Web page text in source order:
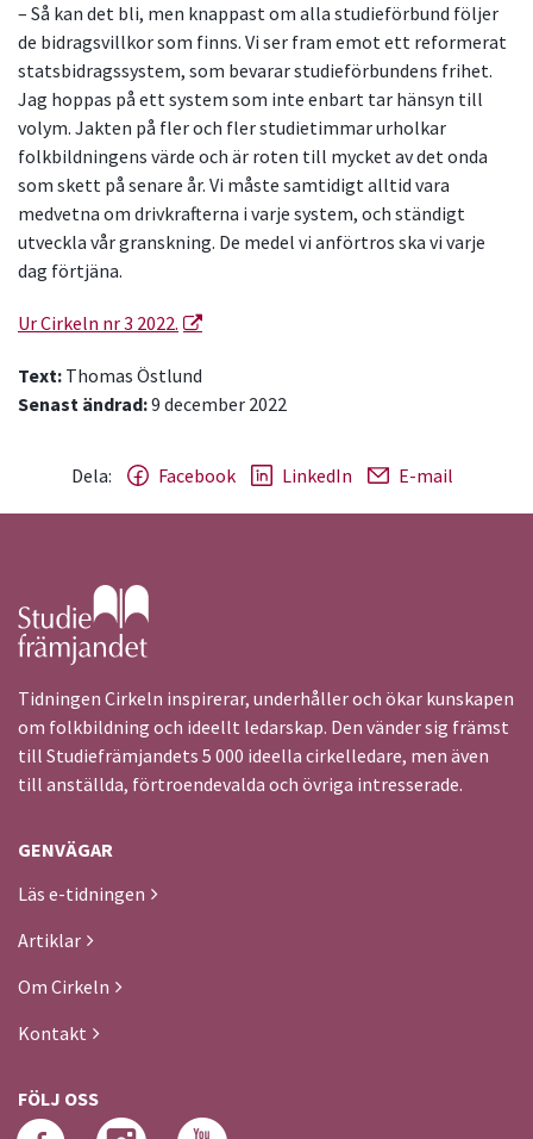
– Så kan det bli, men knappast om alla studieförbund följer
de bidragsvillkor som finns. Vi ser fram emot ett reformerat
statsbidragssystem, som bevarar studieförbundens frihet.
Jag hoppas på ett system som inte enbart tar hänsyn till
volym. Jakten på fler och fler studietimmar urholkar
folkbildningens värde och är roten till mycket av det onda
som skett på senare år. Vi måste samtidigt alltid vara
medvetna om drivkrafterna i varje system, och ständigt
utveckla vår granskning. De medel vi anförtros ska vi varje
dag förtjäna.
Ur Cirkeln nr 3 2022.
Text: Thomas Östlund
Senast ändrad:9 december 2022
Dela: Facebook LinkedIn E-mail
Gå till studiefrämjandets startsida
Tidningen Cirkeln inspirerar, underhåller och ökar kunskapen
om folkbildning och ideellt ledarskap. Den vänder sig främst
till Studiefrämjandets 5 000 ideella cirkelledare, men även
till anställda, förtroendevalda och övriga intresserade.
GENVÄGAR
Läs e-tidningen
Artiklar
Om Cirkeln
Kontakt
FÖLJ OSS